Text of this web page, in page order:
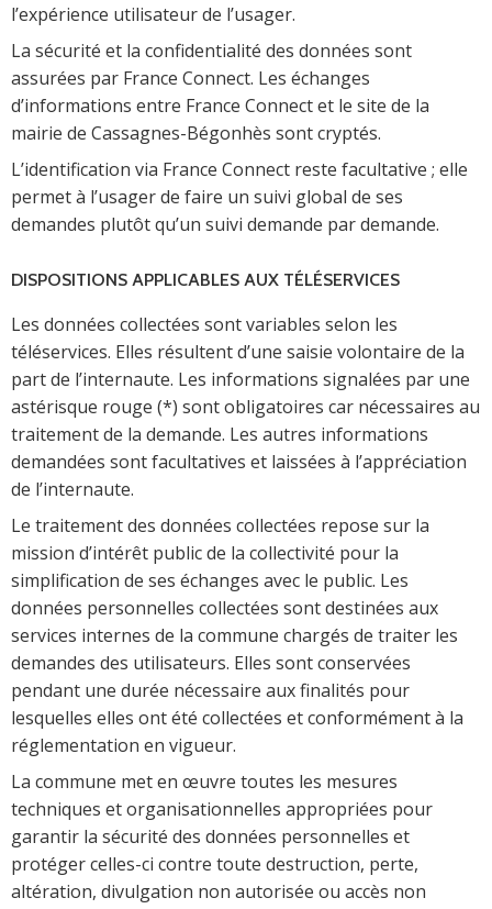
l’expérience utilisateur de l’usager.
La sécurité et la confidentialité des données sont
assurées par France Connect. Les échanges
d’informations entre France Connect et le site de la
mairie de Cassagnes-Bégonhès sont cryptés.
L’identification via France Connect reste facultative ; elle
permet à l’usager de faire un suivi global de ses
demandes plutôt qu’un suivi demande par demande.
DISPOSITIONS APPLICABLES AUX TÉLÉSERVICES
Les données collectées sont variables selon les
téléservices. Elles résultent d’une saisie volontaire de la
part de l’internaute. Les informations signalées par une
astérisque rouge (*) sont obligatoires car nécessaires au
traitement de la demande. Les autres informations
demandées sont facultatives et laissées à l’appréciation
de l’internaute.
Le traitement des données collectées repose sur la
mission d’intérêt public de la collectivité pour la
simplification de ses échanges avec le public. Les
données personnelles collectées sont destinées aux
services internes de la commune chargés de traiter les
demandes des utilisateurs. Elles sont conservées
pendant une durée nécessaire aux finalités pour
lesquelles elles ont été collectées et conformément à la
réglementation en vigueur.
La commune met en œuvre toutes les mesures
techniques et organisationnelles appropriées pour
garantir la sécurité des données personnelles et
protéger celles-ci contre toute destruction, perte,
altération, divulgation non autorisée ou accès non